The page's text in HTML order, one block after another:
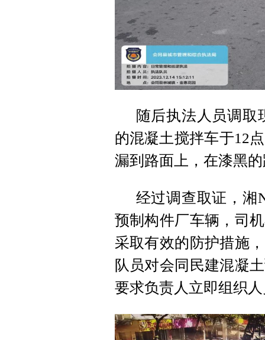
随后执法人员调取
的混凝土搅拌车于12
漏到路面上，在漆黑
经过调查取证，湘
预制构件厂车辆，司
采取有效的防护措施
队员对会同民建混凝
要求负责人立即组织